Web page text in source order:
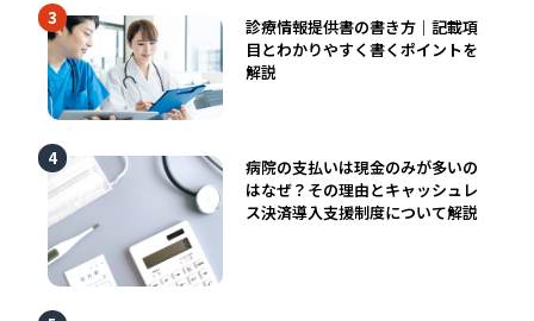
診療情報提供書の書き方｜記載項
目とわかりやすく書くポイントを
解説
病院の支払いは現金のみが多いの
はなぜ？その理由とキャッシュレ
ス決済導入支援制度について解説